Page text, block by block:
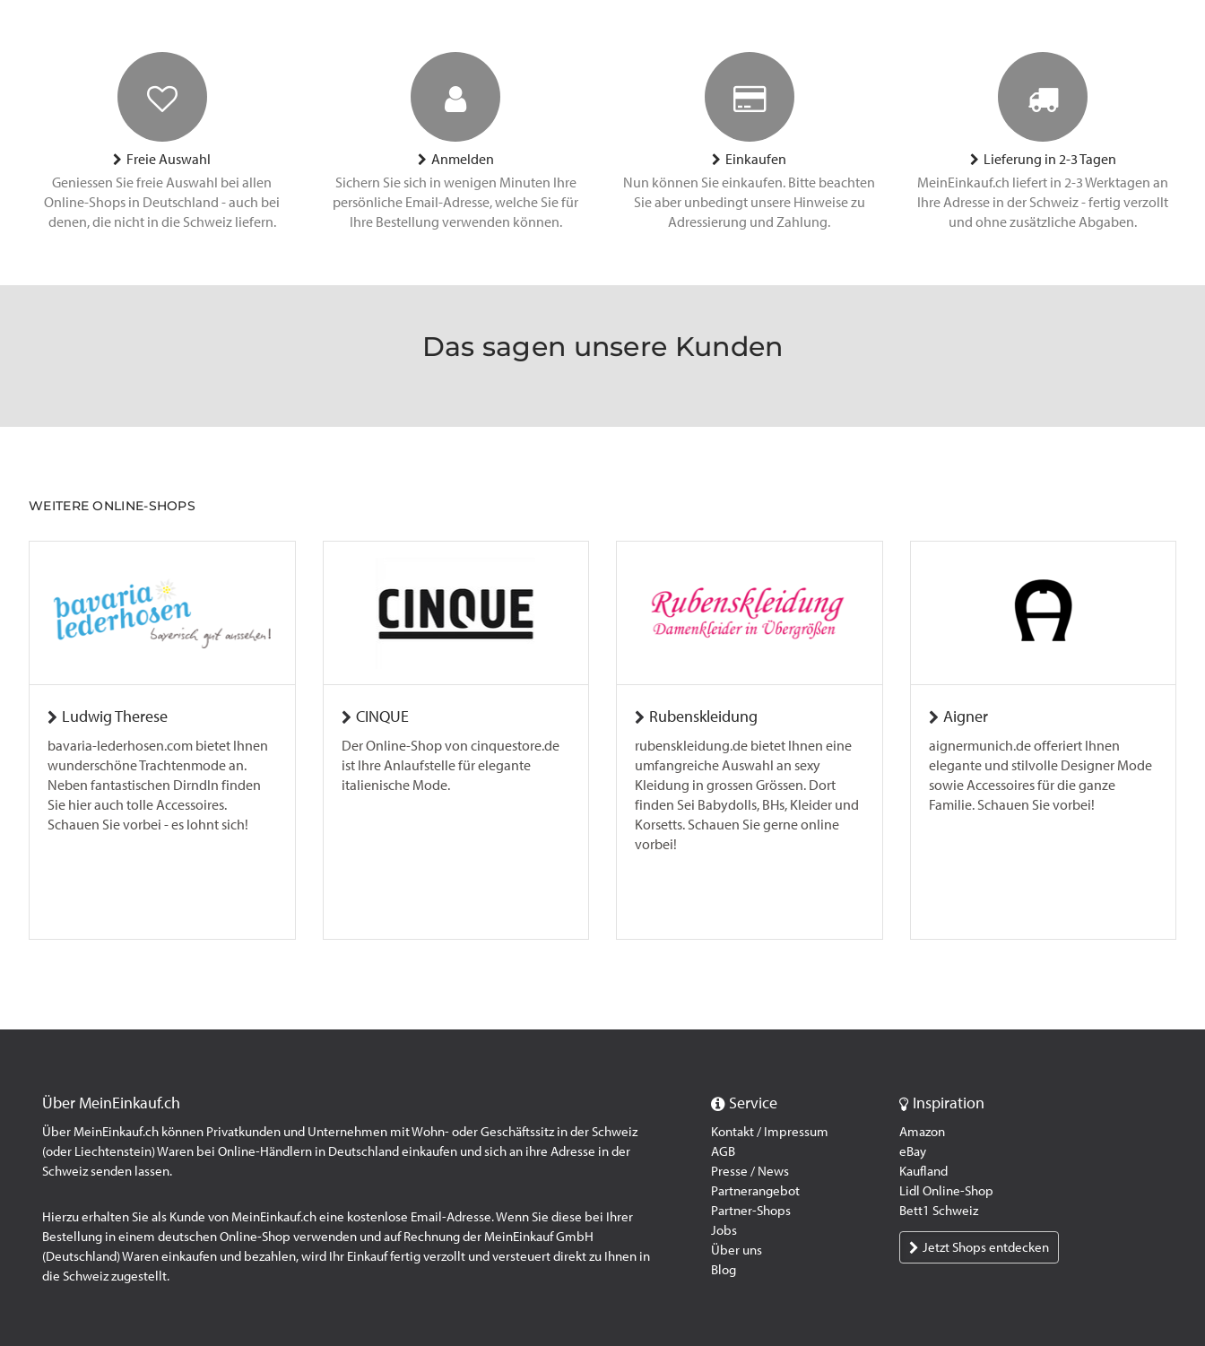
Freie Auswahl
Geniessen Sie freie Auswahl bei allen
Online-Shops in Deutschland - auch bei
denen, die nicht in die Schweiz liefern.
Anmelden
Sichern Sie sich in wenigen Minuten Ihre
persönliche Email-Adresse, welche Sie für
Ihre Bestellung verwenden können.
Einkaufen
Nun können Sie einkaufen. Bitte beachten
Sie aber unbedingt unsere Hinweise zu
Adressierung und Zahlung.
Lieferung in 2-3 Tagen
MeinEinkauf.ch liefert in 2-3 Werktagen an
Ihre Adresse in der Schweiz - fertig verzollt
und ohne zusätzliche Abgaben.
Das sagen unsere Kunden
WEITERE ONLINE-SHOPS
Ludwig Therese
bavaria-lederhosen.com bietet Ihnen
wunderschöne Trachtenmode an.
Neben fantastischen Dirndln finden
Sie hier auch tolle Accessoires.
Schauen Sie vorbei - es lohnt sich!
CINQUE
Der Online-Shop von cinquestore.de
ist Ihre Anlaufstelle für elegante
italienische Mode.
Rubenskleidung
rubenskleidung.de bietet Ihnen eine
umfangreiche Auswahl an sexy
Kleidung in grossen Grössen. Dort
finden Sei Babydolls, BHs, Kleider und
Korsetts. Schauen Sie gerne online
vorbei!
Aigner
aignermunich.de offeriert Ihnen
elegante und stilvolle Designer Mode
sowie Accessoires für die ganze
Familie. Schauen Sie vorbei!
Über MeinEinkauf.ch
Über MeinEinkauf.ch können Privatkunden und Unternehmen mit Wohn- oder Geschäftssitz in der Schweiz
(oder Liechtenstein) Waren bei Online-Händlern in Deutschland einkaufen und sich an ihre Adresse in der
Schweiz senden lassen.
Hierzu erhalten Sie als Kunde von MeinEinkauf.ch eine kostenlose Email-Adresse. Wenn Sie diese bei Ihrer
Bestellung in einem deutschen Online-Shop verwenden und auf Rechnung der MeinEinkauf GmbH
(Deutschland) Waren einkaufen und bezahlen, wird Ihr Einkauf fertig verzollt und versteuert direkt zu Ihnen in
die Schweiz zugestellt.
Service
Kontakt / Impressum
AGB
Presse / News
Partnerangebot
Partner-Shops
Jobs
Über uns
Blog
Inspiration
Amazon
eBay
Kaufland
Lidl Online-Shop
Bett1 Schweiz
Jetzt Shops entdecken